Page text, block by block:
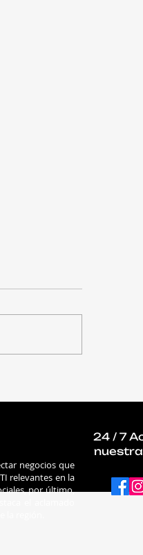
negocios que
relevantes en la
por último,
24 / 7